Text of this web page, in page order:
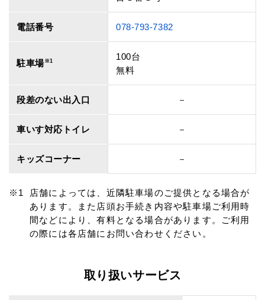
電話番号 078-793-7382
駐車場※1
100台
無料
段差のない出入口 －
車いす対応トイレ －
キッズコーナー －
店舗によっては、近隣駐車場のご提供となる場合が
あります。また店頭お手続き内容や駐車場ご利用時
間などにより、有料となる場合があります。ご利用
の際には各店舗にお問い合わせください。
取り扱いサービス